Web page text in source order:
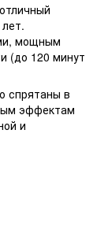
мощным
(до 120 минут
спрятаны в
эффектам
и